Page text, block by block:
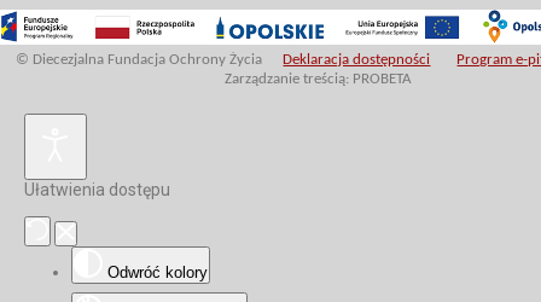
© Diecezjalna Fundacja Ochrony Życia Deklaracja dostępności
Program e-
Zarządzanie treścią: PROBETA
Ułatwienia dostępu
Odwróć kolory